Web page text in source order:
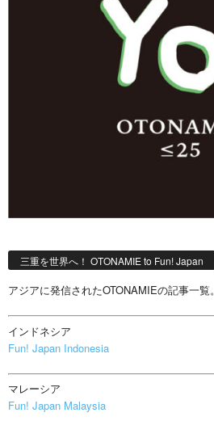
三重を世界へ！ OTONAMIE to Fun! Japan
アジアに発信されたOTONAMIEの記事一覧。
インドネシア
Fun! Japan Indonesia
マレーシア
Fun! Japan Malaysia